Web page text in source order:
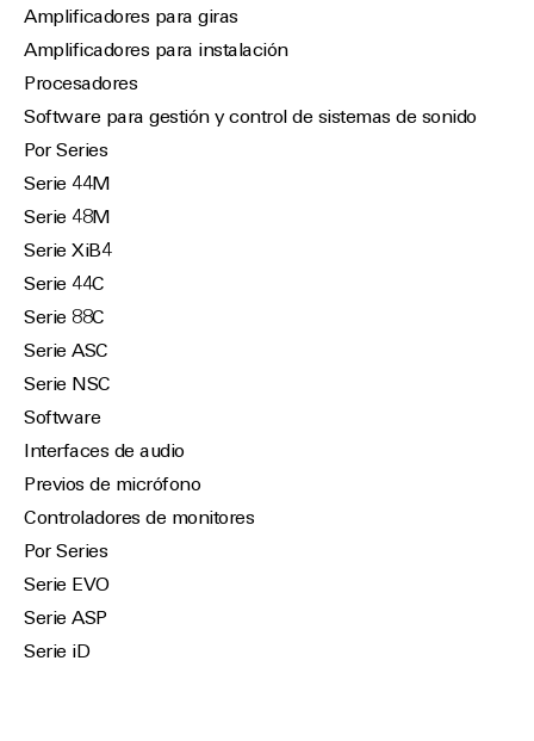
Amplificadores para giras
Amplificadores para instalación
Procesadores
Software para gestión y control de sistemas de sonido
Por Series
Serie 44M
Serie 48M
Serie XiB4
Serie 44C
Serie 88C
Serie ASC
Serie NSC
Software
Interfaces de audio
Previos de micrófono
Controladores de monitores
Por Series
Serie EVO
Serie ASP
Serie iD